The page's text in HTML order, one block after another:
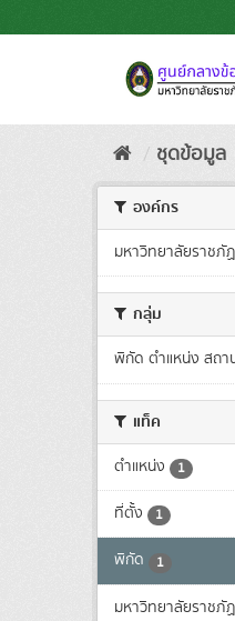
to
ชุดข้อมูล
องค์กร
มหาวิทยาลัยราชภั
กลุ่ม
พิกัด ตำแหน่ง สถา
แท็ค
ตำแหน่ง 1
ที่ตั้ง 1
พิกัด 1
มหาวิทยาลัยราชภั